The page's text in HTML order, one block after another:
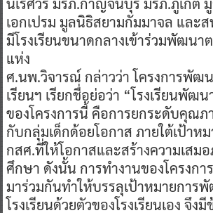
เอกเปรม มูลนิธิสยามกัมมาจล และ
มีโรงเรียนขนาดกลางเข้าร่วมพัฒนา
แห่ง
ศ.นพ.วิจารณ์ กล่าวว่า โครงการพัฒ
เรียนฯ เรียกชื่อย่อว่า “โรงเรียนพัฒน
ของโครงการนี้ คือการยกระดับคุณ
กับกลุ่มเด็กด้อยโอกาส ภายใต้เป้าห
กสศ.ที่ให้โอกาสและสร้างความเสม
ศึกษา ดังนั้น การทำงานของโครงกา
มาร่วมกันทำให้บรรลุเป้าหมายการ
โรงเรียนด้วยตัวของโรงเรียนเอง จึง